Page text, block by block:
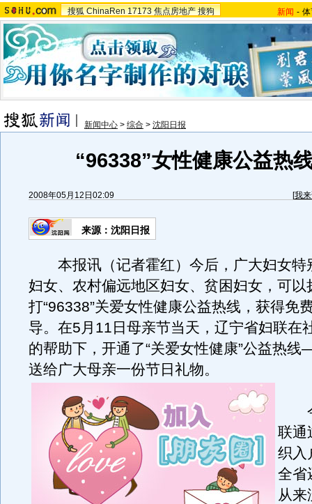
搜狐 ChinaRen 17173 焦点房地产 搜狗 新闻 -
新闻中心 > 综合 > 沈阳日报
“96338”女性健康公益热
2008年05月12日02:09 [我
来源：沈阳日报
本报讯（记者霍红）今后，广大妇女特
妇女、农村偏远地区妇女、贫困妇女，可以
打“96338”关爱女性健康公益热线，获得免
导。在5月11日母亲节当天，辽宁省妇联在
的帮助下，开通了“关爱女性健康”公益热
送给广大母亲一份节日礼物。
今
联通
织入
全省
从来